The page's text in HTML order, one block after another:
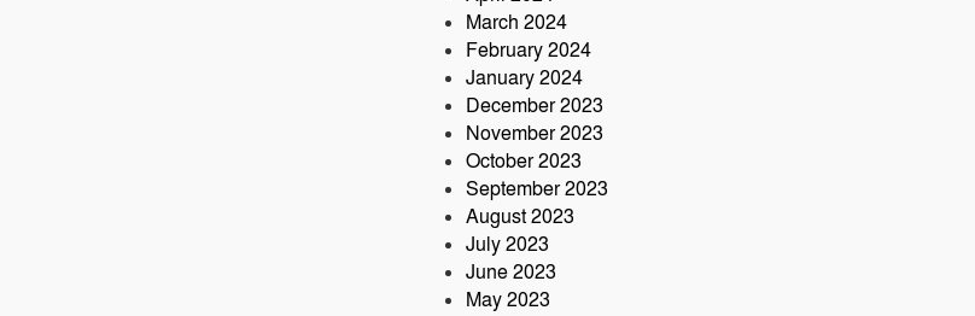
March 2024
February 2024
January 2024
December 2023
November 2023
October 2023
September 2023
August 2023
July 2023
June 2023
May 2023